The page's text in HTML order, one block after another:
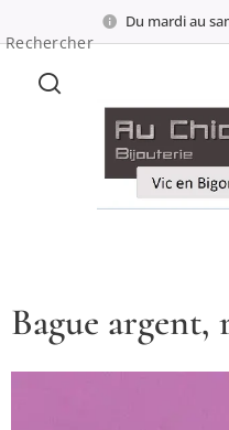
Du mardi au
Rechercher
Bague argent,